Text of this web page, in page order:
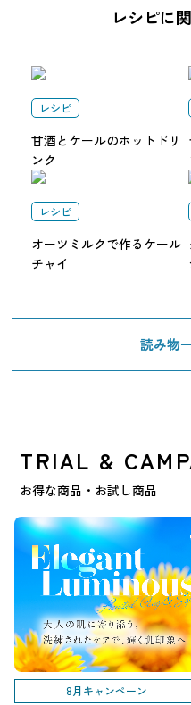
レシピに
レシピ
甘酒とケールのホットドリ
ンク
レシピ
オーツミルクで作るケール
チャイ
読み物
TRIAL &
お得な商品・お試し商品
8月キャンペーン